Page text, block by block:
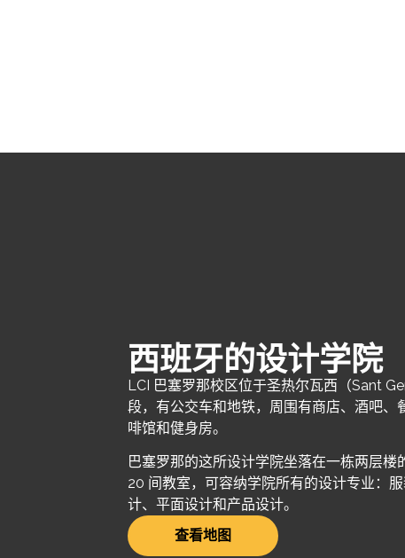
西班牙的设计学院
LCI 巴塞罗那校区位于圣热尔瓦西（Sant
段，有公交车和地铁，周围有商店、酒吧、
啡馆和健身房。
巴塞罗那的这所设计学院坐落在一栋两层楼
20 间教室，可容纳学院所有的设计专业：
计、平面设计和产品设计。
查看地图